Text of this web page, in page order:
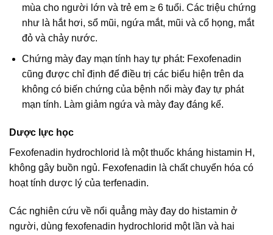
mùa cho người lớn và trẻ em ≥ 6 tuổi. Các triệu chứng
như là hắt hơi, sổ mũi, ngứa mắt, mũi và cổ họng, mắt
đỏ và chảy nước.
Chứng mày đay mạn tính hay tự phát: Fexofenadin
cũng được chỉ định để điều trị các biểu hiện trên da
không có biến chứng của bệnh nổi mày đay tự phát
mạn tính. Làm giảm ngứa và mày đay đáng kể.
Dược lực học
Fexofenadin hydrochlorid là một thuốc kháng histamin H,
không gây buồn ngủ. Fexofenadin là chất chuyển hóa có
hoạt tính dược lý của terfenadin.
Các nghiên cứu về nổi quẳng mày đay do histamin ở
người, dùng fexofenadin hydrochlorid một lần và hai